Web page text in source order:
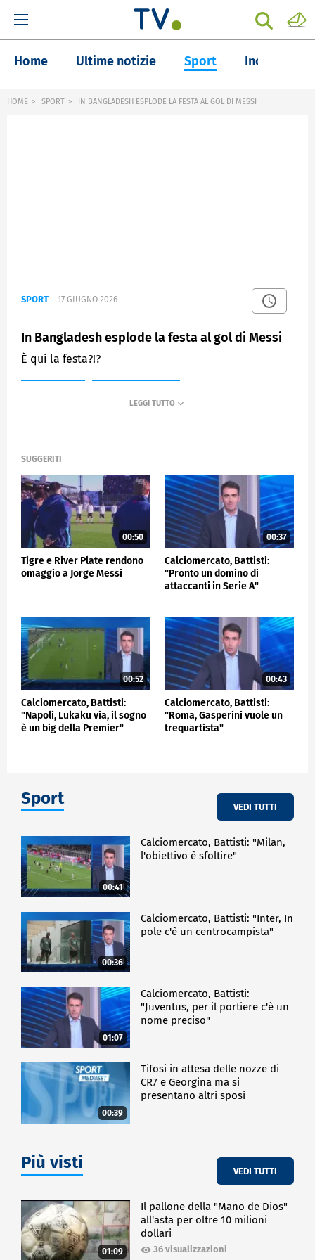
Home Ultime notizie Sport Inchieste
HOME SPORT IN BANGLADESH ESPLODE LA FESTA AL GOL DI MESSI
SPORT 17 GIUGNO 2026
In Bangladesh esplode la festa al gol di Messi
È qui la festa?!?
SUGGERITI
00:50
Tigre e River Plate rendono
omaggio a Jorge Messi
00:37
Calciomercato, Battisti:
"Pronto un domino di
attaccanti in Serie A"
00:52
Calciomercato, Battisti:
"Napoli, Lukaku via, il sogno
è un big della Premier"
00:43
Calciomercato, Battisti:
"Roma, Gasperini vuole un
trequartista"
Sport VEDI TUTTI
00:41
Calciomercato, Battisti: "Milan,
l'obiettivo è sfoltire"
00:36
Calciomercato, Battisti: "Inter, In
pole c'è un centrocampista"
01:07
Calciomercato, Battisti:
"Juventus, per il portiere c'è un
nome preciso"
00:39
Tifosi in attesa delle nozze di
CR7 e Georgina ma si
presentano altri sposi
Più visti VEDI TUTTI
01:09
Il pallone della "Mano de Dios"
all'asta per oltre 10 milioni
dollari
36 visualizzazioni